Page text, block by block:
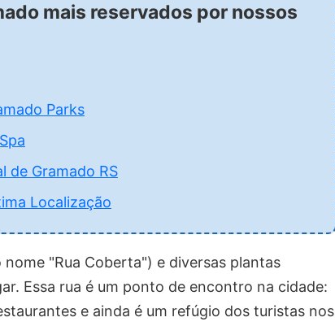
mais reservados por nossos
Parks
de Gramado RS
Localização
"Rua Coberta") e diversas plantas
Essa rua é um ponto de encontro na cidade:
e ainda é um refúgio dos turistas nos